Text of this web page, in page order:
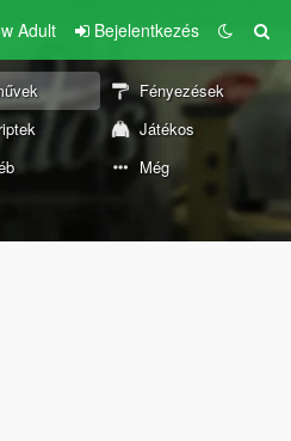
Adult Bejelentkezés
Fényezések
Játékos
Még